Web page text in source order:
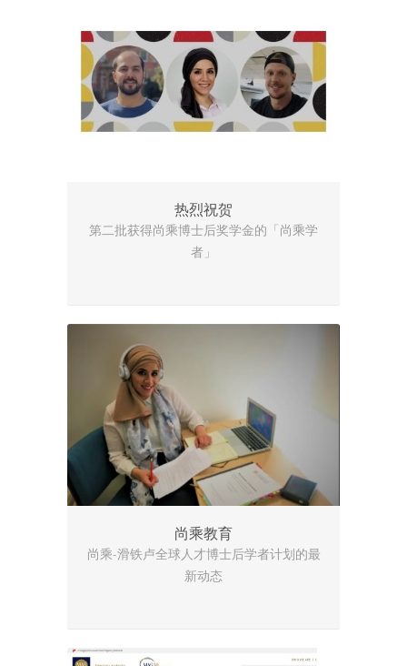
热烈祝贺
第二批获得尚乘博士后奖学金的「尚乘学
者」
尚乘教育
尚乘-滑铁卢全球人才博士后学者计划的最
新动态